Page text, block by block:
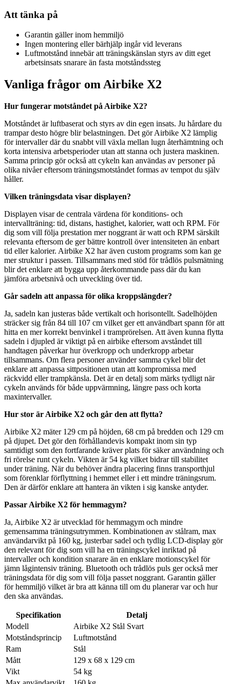
Att tänka på
Garantin gäller inom hemmiljö
Ingen montering eller bärhjälp ingår vid leverans
Luftmotstånd innebär att träningskänslan styrs av ditt eget
arbetsinsats snarare än fasta motståndssteg
Vanliga frågor om Airbike X2
Hur fungerar motståndet på Airbike X2?
Motståndet är luftbaserat och styrs av din egen insats. Ju hårdare du
trampar desto högre blir belastningen. Det gör Airbike X2 lämplig
för intervaller där du snabbt vill växla mellan lugn återhämtning och
korta intensiva arbetsperioder utan att stanna och justera maskinen.
Samma princip gör också att cykeln kan användas av personer på
olika nivåer eftersom träningsmotståndet formas av tempot du själv
håller.
Vilken träningsdata visar displayen?
Displayen visar de centrala värdena för konditions- och
intervallträning: tid, distans, hastighet, kalorier, watt och RPM. För
dig som vill följa prestation mer noggrant är watt och RPM särskilt
relevanta eftersom de ger bättre kontroll över intensiteten än enbart
tid eller kalorier. Airbike X2 har även custom programs som kan ge
mer struktur i passen. Tillsammans med stöd för trådlös pulsmätning
blir det enklare att bygga upp återkommande pass där du kan
jämföra arbetsnivå och utveckling över tid.
Går sadeln att anpassa för olika kroppslängder?
Ja, sadeln kan justeras både vertikalt och horisontellt. Sadelhöjden
sträcker sig från 84 till 107 cm vilket ger ett användbart spann för att
hitta en mer korrekt benvinkel i tramprörelsen. Att även kunna flytta
sadeln i djupled är viktigt på en airbike eftersom avståndet till
handtagen påverkar hur överkropp och underkropp arbetar
tillsammans. Om flera personer använder samma cykel blir det
enklare att anpassa sittpositionen utan att kompromissa med
räckvidd eller trampkänsla. Det är en detalj som märks tydligt när
cykeln används för både uppvärmning, längre pass och korta
maxintervaller.
Hur stor är Airbike X2 och går den att flytta?
Airbike X2 mäter 129 cm på höjden, 68 cm på bredden och 129 cm
på djupet. Det gör den förhållandevis kompakt inom sin typ
samtidigt som den fortfarande kräver plats för säker användning och
fri rörelse runt cykeln. Vikten är 54 kg vilket bidrar till stabilitet
under träning. När du behöver ändra placering finns transporthjul
som förenklar förflyttning i hemmet eller i ett mindre träningsrum.
Den är därför enklare att hantera än vikten i sig kanske antyder.
Passar Airbike X2 för hemmagym?
Ja, Airbike X2 är utvecklad för hemmagym och mindre
gemensamma träningsutrymmen. Kombinationen av stålram, max
användarvikt på 160 kg, justerbar sadel och tydlig LCD-display gör
den relevant för dig som vill ha en träningscykel inriktad på
intervaller och kondition snarare än en enklare motionscykel för
jämn lågintensiv träning. Bluetooth och trådlös puls ger också mer
träningsdata för dig som vill följa passet noggrant. Garantin gäller
för hemmiljö vilket är bra att känna till om du planerar var och hur
den ska användas.
Specifikation
Detalj
Modell
Airbike X2 Stål Svart
Motståndsprincip
Luftmotstånd
Ram
Stål
Mått
129 x 68 x 129 cm
Vikt
54 kg